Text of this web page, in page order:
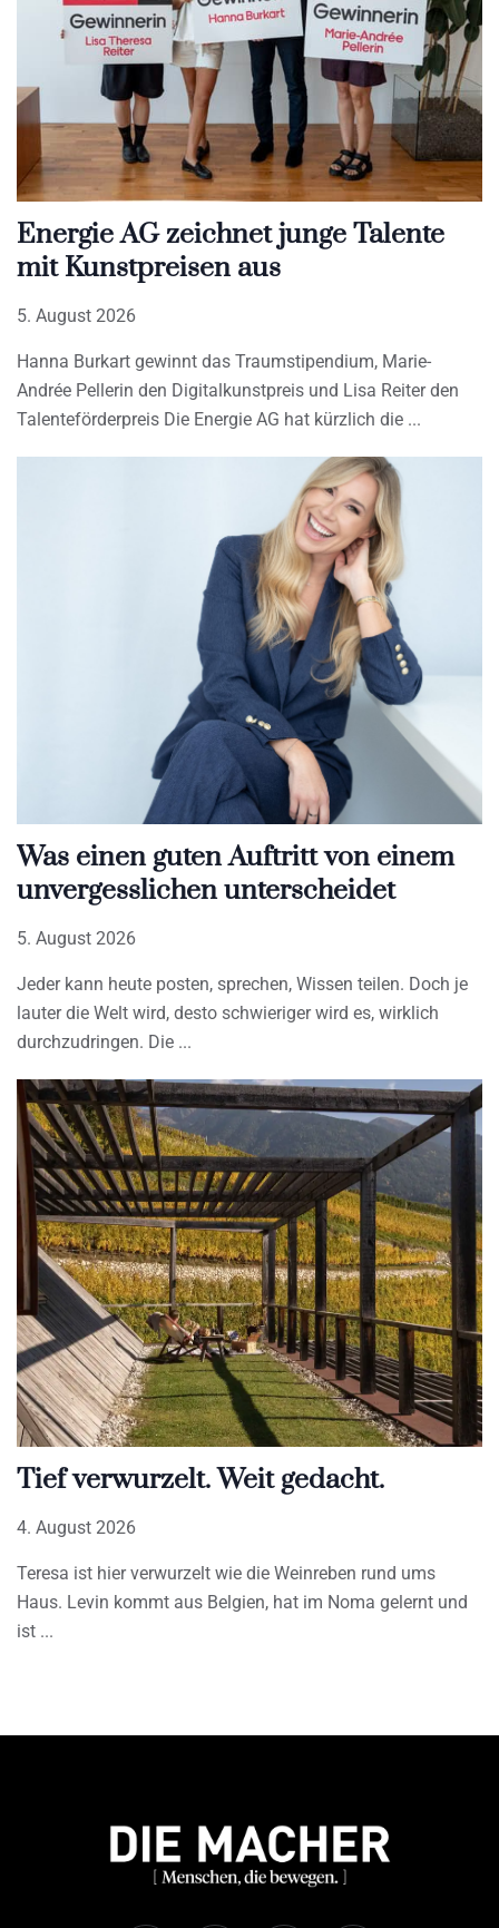
Energie AG zeichnet junge Talente
mit Kunstpreisen aus
5. August 2026
Hanna Burkart gewinnt das Traumstipendium, Marie-
Andrée Pellerin den Digitalkunstpreis und Lisa Reiter den
Talenteförderpreis Die Energie AG hat kürzlich die
Was einen guten Auftritt von einem
unvergesslichen unterscheidet
5. August 2026
Jeder kann heute posten, sprechen, Wissen teilen. Doch je
lauter die Welt wird, desto schwieriger wird es, wirklich
durchzudringen. Die
Tief verwurzelt. Weit gedacht.
4. August 2026
Teresa ist hier verwurzelt wie die Weinreben rund ums
Haus. Levin kommt aus Belgien, hat im Noma gelernt und
ist